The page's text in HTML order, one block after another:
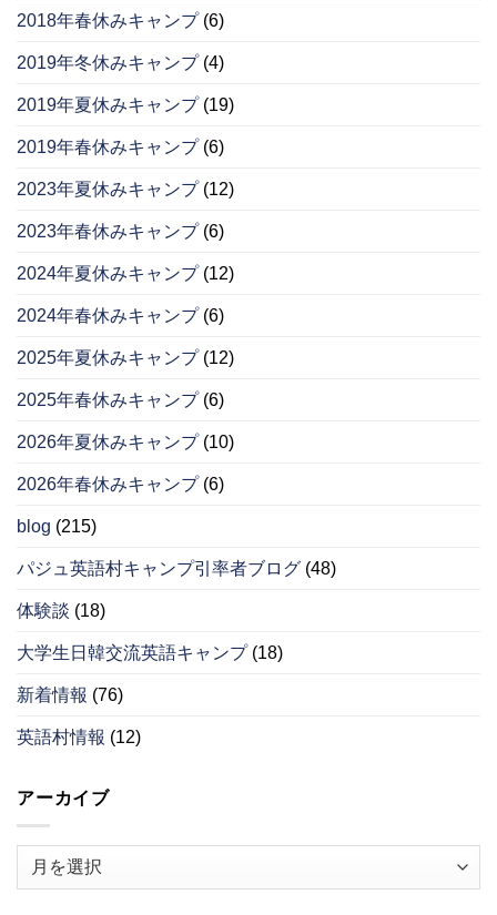
2018年春休みキャンプ(6)
2019年冬休みキャンプ(4)
2019年夏休みキャンプ(19)
2019年春休みキャンプ(6)
2023年夏休みキャンプ(12)
2023年春休みキャンプ(6)
2024年夏休みキャンプ(12)
2024年春休みキャンプ(6)
2025年夏休みキャンプ(12)
2025年春休みキャンプ(6)
2026年夏休みキャンプ(10)
2026年春休みキャンプ(6)
blog (215)
パジュ英語村キャンプ引率者ブログ (48)
体験談 (18)
大学生日韓交流英語キャンプ(18)
新着情報 (76)
英語村情報 (12)
アーカイブ